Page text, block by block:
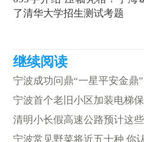
了清华大学招生测试考题
宁波成功问鼎“一星平安金鼎”
宁波首个老旧小区加装电梯
清明小长假高速公路预计这
宁波常见野菜将近五十种 你